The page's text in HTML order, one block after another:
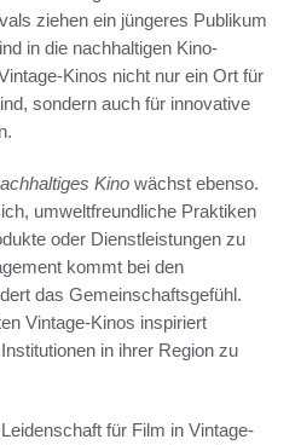
ziehen ein jüngeres Publikum
in die nachhaltigen Kino-
Kinos nicht nur ein Ort für
sondern auch für innovative
Kino wächst ebenso.
umweltfreundliche Praktiken
oder Dienstleistungen zu
kommt bei den
das Gemeinschaftsgefühl.
Vintage-Kinos inspiriert
in ihrer Region zu
für Film in Vintage-